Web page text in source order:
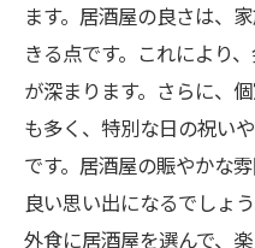
ます。居酒屋の良さは、
きる点です。これにより
が深まります。さらに、
も多く、特別な日の祝い
です。居酒屋の賑やかな
良い思い出になるでしょ
外食に居酒屋を選んで、